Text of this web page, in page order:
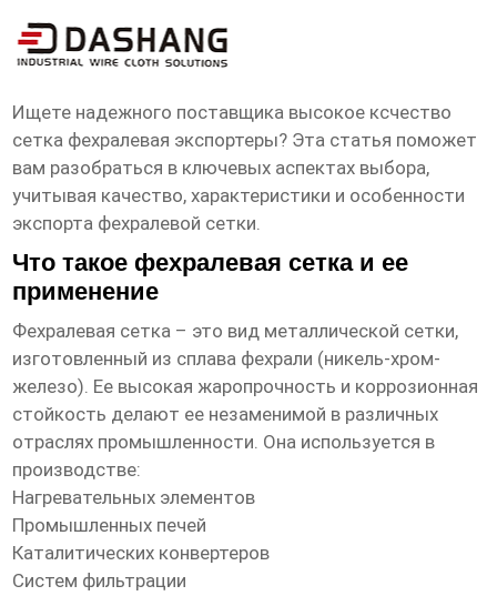
высокое ксчество сетка фехралевая
экспортеры
Ищете надежного поставщика высокое ксчество
сетка фехралевая экспортеры? Эта статья поможет
вам разобраться в ключевых аспектах выбора,
учитывая качество, характеристики и особенности
экспорта фехралевой сетки.
Что такое фехралевая сетка и ее
применение
Фехралевая сетка – это вид металлической сетки,
изготовленный из сплава фехрали (никель-хром-
железо). Ее высокая жаропрочность и коррозионная
стойкость делают ее незаменимой в различных
отраслях промышленности. Она используется в
производстве:
Нагревательных элементов
Промышленных печей
Каталитических конвертеров
Систем фильтрации